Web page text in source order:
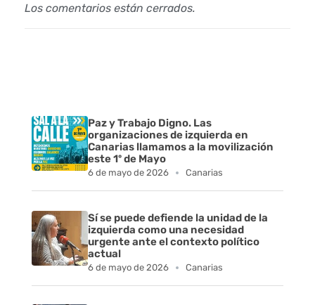
a
d
V
o
Los comentarios están cerrados.
Paz y Trabajo Digno. Las
organizaciones de izquierda en
Canarias llamamos a la movilización
este 1º de Mayo
6 de mayo de 2026 Canarias
Sí se puede defiende la unidad de la
izquierda como una necesidad
urgente ante el contexto político
actual
6 de mayo de 2026 Canarias